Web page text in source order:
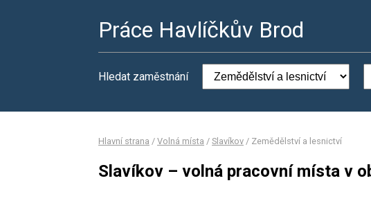
Práce Havlíčkův Brod
Hledat zaměstnání
Hlavní strana / Volná místa / Slavíkov / Zemědělství a lesnictví
Slavíkov – volná pracovní místa v